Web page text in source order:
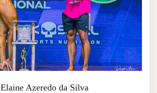
Elaine Azeredo da Silva